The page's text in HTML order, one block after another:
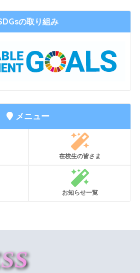
の取り組み
メニュー
在校生の皆さま
お知らせ一覧